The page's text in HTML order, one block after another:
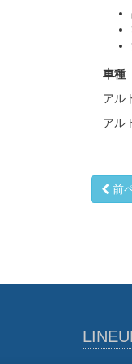
車種
アル
アル
前